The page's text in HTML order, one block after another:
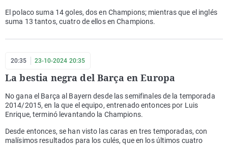
El polaco suma 14 goles, dos en Champions; mientras que el inglés
suma 13 tantos, cuatro de ellos en Champions.
20:35 23-10-2024 20:35
La bestia negra del Barça en Europa
No gana el Barça al Bayern desde las semifinales de la temporada
2014/2015, en la que el equipo, entrenado entonces por Luis
Enrique, terminó levantando la Champions.
Desde entonces, se han visto las caras en tres temporadas, con
malísimos resultados para los culés, que en los últimos cuatro